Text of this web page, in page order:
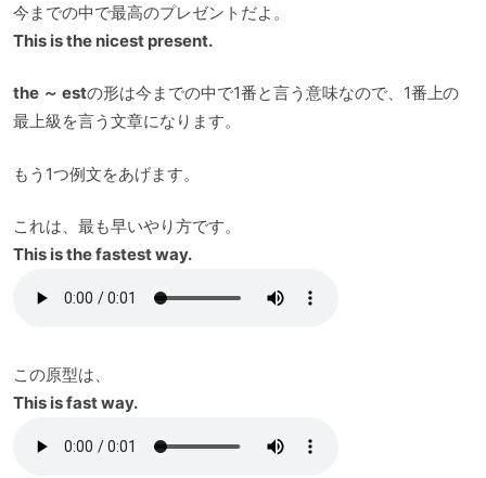
今までの中で最高のプレゼントだよ。
This is the nicest present.
the ～ estの形は今までの中で1番と言う意味なので、1番上の
最上級を言う文章になります。
もう1つ例文をあげます。
これは、最も早いやり方です。
This is the fastest way.
この原型は、
This is fast way.